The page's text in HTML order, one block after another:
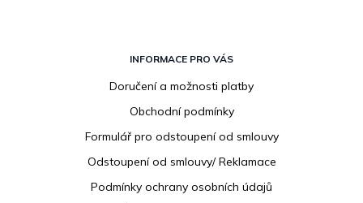
INFORMACE PRO VÁS
Doručení a možnosti platby
Obchodní podmínky
Formulář pro odstoupení od smlouvy
Odstoupení od smlouvy/ Reklamace
Podmínky ochrany osobních údajů